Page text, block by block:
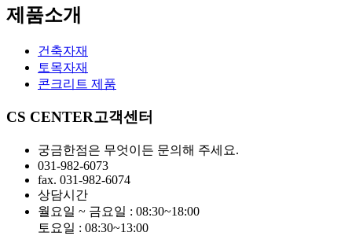
제품소개
건축자재
토목자재
콘크리트 제품
CS CENTER고객센터
궁금한점은 무엇이든 문의해 주세요.
031-982-6073
fax. 031-982-6074
상담시간
월요일 ~ 금요일 : 08:30~18:00
토요일 : 08:30~13:00